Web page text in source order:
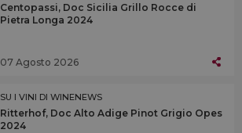
Centopassi, Doc Sicilia Grillo Rocce di
Pietra Longa 2024
07 Agosto 2026
SU I VINI DI WINENEWS
Ritterhof, Doc Alto Adige Pinot Grigio Opes
2024